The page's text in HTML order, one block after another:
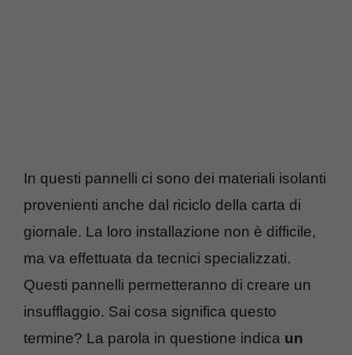
In questi pannelli ci sono dei materiali isolanti
provenienti anche dal riciclo della carta di
giornale. La loro installazione non è difficile,
ma va effettuata da tecnici specializzati.
Questi pannelli permetteranno di creare un
insufflaggio. Sai cosa significa questo
termine? La parola in questione indica un